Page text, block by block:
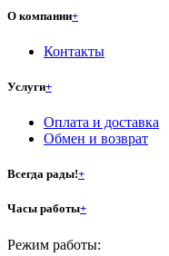
О компании+
Контакты
Услуги+
Оплата и доставка
Обмен и возврат
Всегда рады!+
Часы работы+
Режим работы: